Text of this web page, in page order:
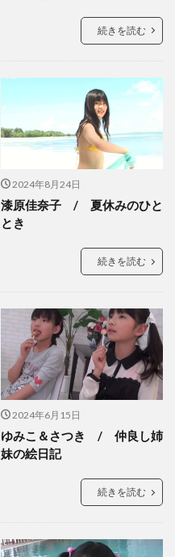
続きを読む
2024年8月24日
漆原佳奈子 / 夏休みのひと
とき
続きを読む
2024年6月15日
ゆみこ＆さつき / 仲良し姉
妹の絵日記
続きを読む